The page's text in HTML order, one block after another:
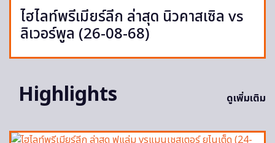
ไฮไลท์พรีเมียร์ลีก ล่าสุด นิวคาสเซิล vs
ลิเวอร์พูล (26-08-68)
Highlights ดูเพิ่มเติม